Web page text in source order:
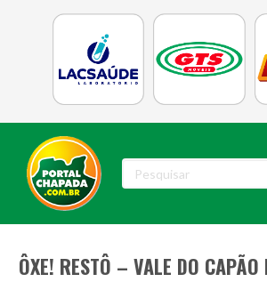
ÔXE! RESTÔ – VALE DO CAPÃO